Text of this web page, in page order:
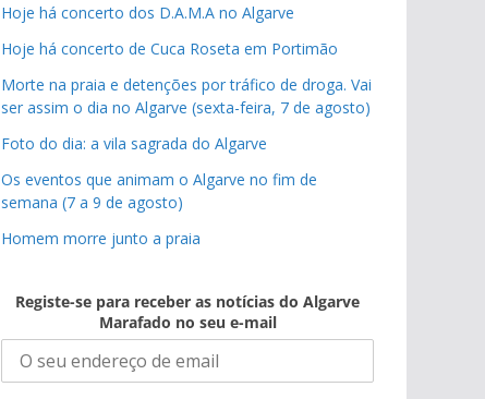
Hoje há concerto dos D.A.M.A no Algarve
Hoje há concerto de Cuca Roseta em Portimão
Morte na praia e detenções por tráfico de droga. Vai
ser assim o dia no Algarve (sexta-feira, 7 de agosto)
Foto do dia: a vila sagrada do Algarve
Os eventos que animam o Algarve no fim de
semana (7 a 9 de agosto)
Homem morre junto a praia
Registe-se para receber as notícias do Algarve
Marafado no seu e-mail